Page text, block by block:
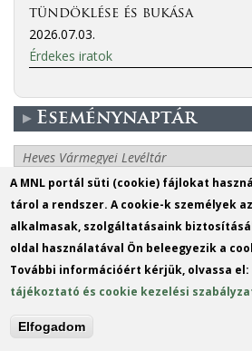
tündöklése és bukása
2026.07.03.
Érdekes iratok
Eseménynaptár
More events
MO
DI MI DO
3
4 5 6
17
18
A MNL portál süti (cookie) fájlokat
tárol a rendszer. A cookie-k személyek
alkalmasak, szolgáltatásaink
oldal használatával Ön beleegyezik a
További információért kérjük, olvassa
tájékoztató és cookie kezelési
Elfogadom